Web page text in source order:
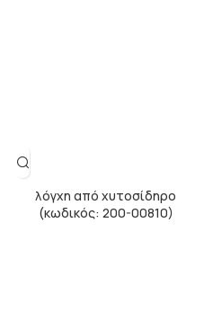
λόγχη από χυτοσίδηρο
(κωδικός: 200-00810)